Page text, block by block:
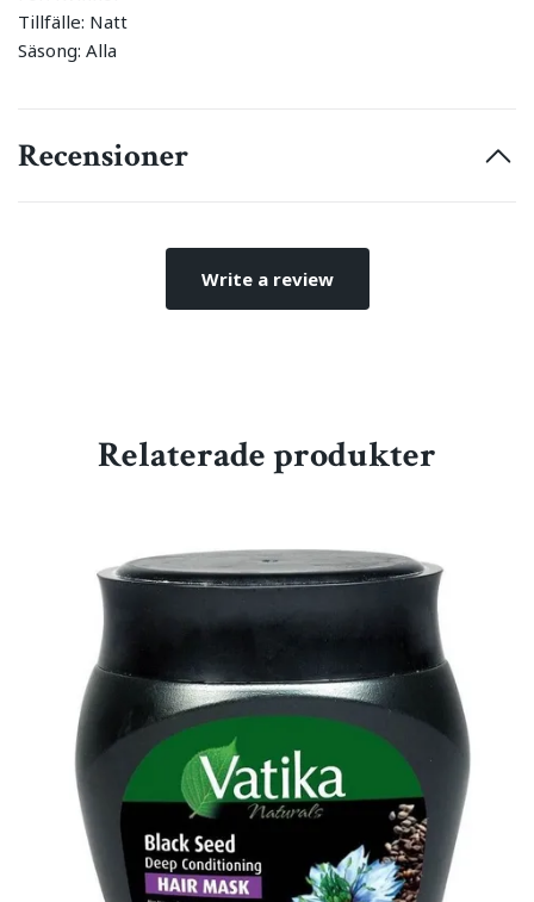
Tillfälle: Natt
Säsong: Alla
Recensioner
Write a review
Relaterade produkter